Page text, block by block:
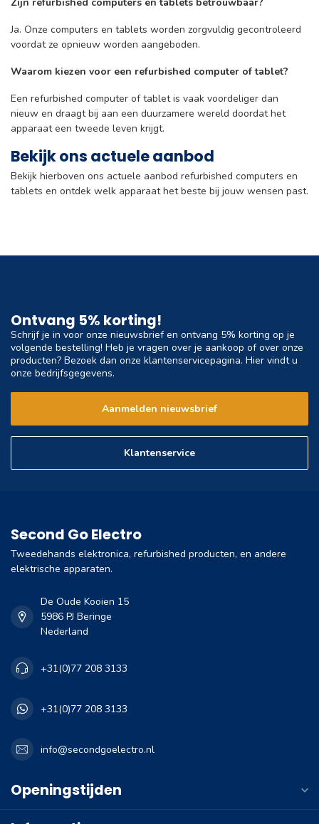
Ja. Onze computers en tablets worden zorgvuldig gecontroleerd
voordat ze opnieuw worden aangeboden.
Waarom kiezen voor een refurbished computer of tablet?
Een refurbished computer of tablet is vaak voordeliger dan
nieuw en draagt bij aan een duurzamere wereld doordat het
apparaat een tweede leven krijgt.
Bekijk ons actuele aanbod
Bekijk hierboven ons actuele aanbod refurbished computers en
tablets en ontdek welk apparaat het beste bij jouw wensen past.
Ontvang 5% korting!
Schrijf je in voor onze nieuwsbrief en ontvang 5% korting op je
volgende bestelling! Heb je vragen over je aankoop of over onze
producten? Bezoek dan onze klantenservicepagina. Hier vindt u
onze bedrijfsgegevens.
Aanmelden nieuwsbrief
Klantenservice
Second Go Electro
Tweedehands elektronica, refurbished producten, en andere
elektrische apparaten.
De Oude Kooien 15
5986 PJ Beringe
Nederland
+31(0)77 208 3133
+31(0)77 208 3133
info@secondgoelectro.nl
Openingstijden